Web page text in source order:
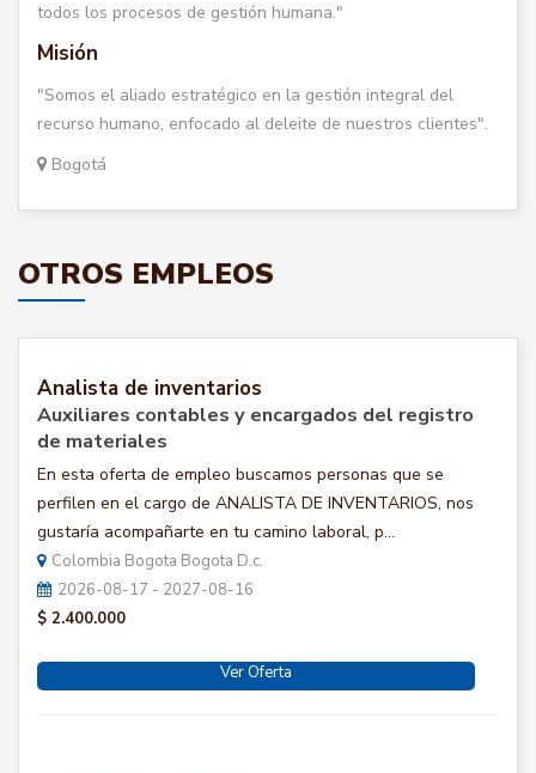
todos los procesos de gestión humana."
Misión
"Somos el aliado estratégico en la gestión integral del
recurso humano, enfocado al deleite de nuestros clientes".
Bogotá
OTROS EMPLEOS
Analista de inventarios
Auxiliares contables y encargados del registro
de materiales
En esta oferta de empleo buscamos personas que se
perfilen en el cargo de ANALISTA DE INVENTARIOS, nos
gustaría acompañarte en tu camino laboral, p...
Colombia Bogota Bogota D.c.
2026-08-17 - 2027-08-16
$ 2.400.000
Ver Oferta